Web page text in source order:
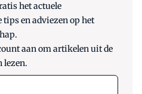
het actuele
en adviezen op het
aan om artikelen uit de
lezen.